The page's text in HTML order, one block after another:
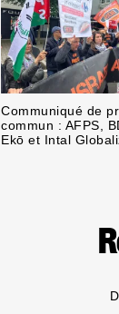
Communiqué de
commun : AFPS,
Ekō et Intal